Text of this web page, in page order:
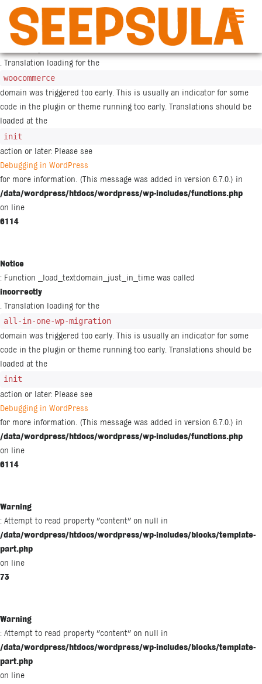
Notice
: Function _load_textdomain_just_in_time was called
. Translation loading for the
woocommerce
domain was triggered too early. This is usually an indicator for some
code in the plugin or theme running too early. Translations should be
loaded at the
init
action or later. Please see
Debugging in WordPress
for more information. (This message was added in version 6.7.0.) in
/data/wordpress/htdocs/wordpress/wp-includes/functions.php
on line
6114
Notice
: Function _load_textdomain_just_in_time was called
incorrectly
. Translation loading for the
all-in-one-wp-migration
domain was triggered too early. This is usually an indicator for some
code in the plugin or theme running too early. Translations should be
loaded at the
init
action or later. Please see
Debugging in WordPress
for more information. (This message was added in version 6.7.0.) in
/data/wordpress/htdocs/wordpress/wp-includes/functions.php
on line
6114
Warning
: Attempt to read property "content" on null in
/data/wordpress/htdocs/wordpress/wp-includes/blocks/template-
part.php
on line
73
Warning
: Attempt to read property "content" on null in
/data/wordpress/htdocs/wordpress/wp-includes/blocks/template-
part.php
on line
Siirry
sisältöön